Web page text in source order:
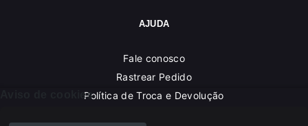
Aviso de cookies
AJUDA
Fale conosco
Rastrear Pedido
Política de Troca e Devolução